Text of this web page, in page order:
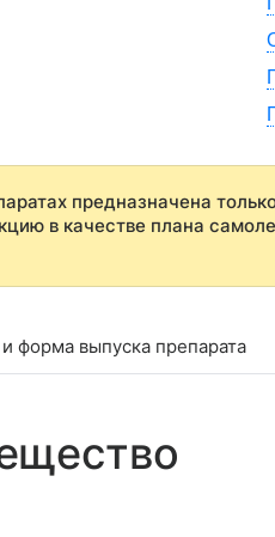
предназначена
в качестве плана
форма выпуска препарата